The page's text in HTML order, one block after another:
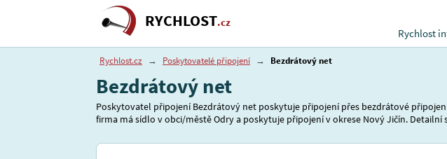
RYCHLOST.cz
Rychlost
Rychlost.cz → Poskytovatelé připojení → Bezdrátový net
Bezdrátový net
Poskytovatel připojení Bezdrátový net poskytuje připojení přes bezdrátové
firma má sídlo v obci/městě Odry a poskytuje připojení v okrese Nový Jičín.